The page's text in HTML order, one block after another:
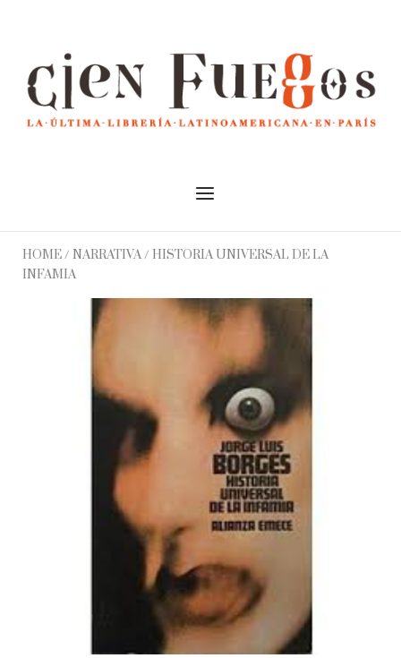
Menu
HOME/ NARRATIVA/ HISTORIA UNIVERSAL DE LA
INFAMIA